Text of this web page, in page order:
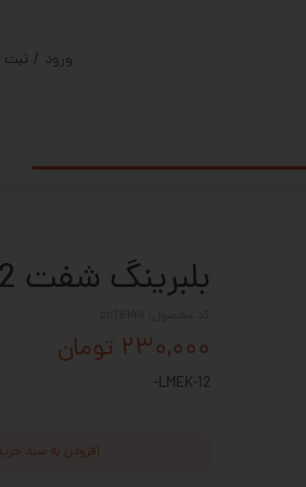
ورود / ثبت
سفارشات
گیربکس حلزونی
بلبرینگ شفت LMEK-12
۲۳۰,۰۰۰ تومان
LMEK-12-
افزودن به سبد